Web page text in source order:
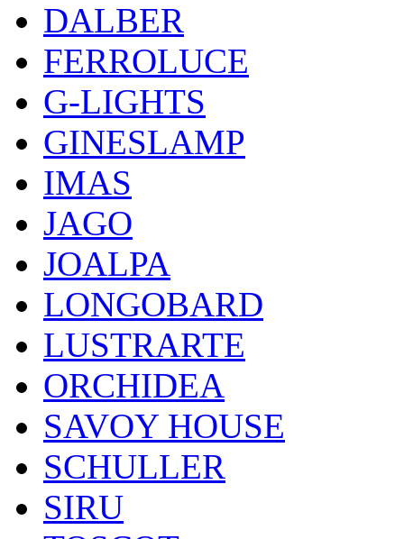
DALBER
FERROLUCE
G-LIGHTS
GINESLAMP
IMAS
JAGO
JOALPA
LONGOBARD
LUSTRARTE
ORCHIDEA
SAVOY HOUSE
SCHULLER
SIRU